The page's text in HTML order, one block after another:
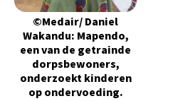
©Medair/ Daniel
Wakandu: Mapendo,
een van de getrainde
dorpsbewoners,
onderzoekt kinderen
op ondervoeding.